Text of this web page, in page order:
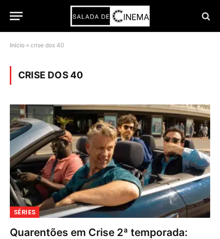
Início » crise dos 40
CRISE DOS 40
SÉRIES
Quarentões em Crise 2ª temporada: